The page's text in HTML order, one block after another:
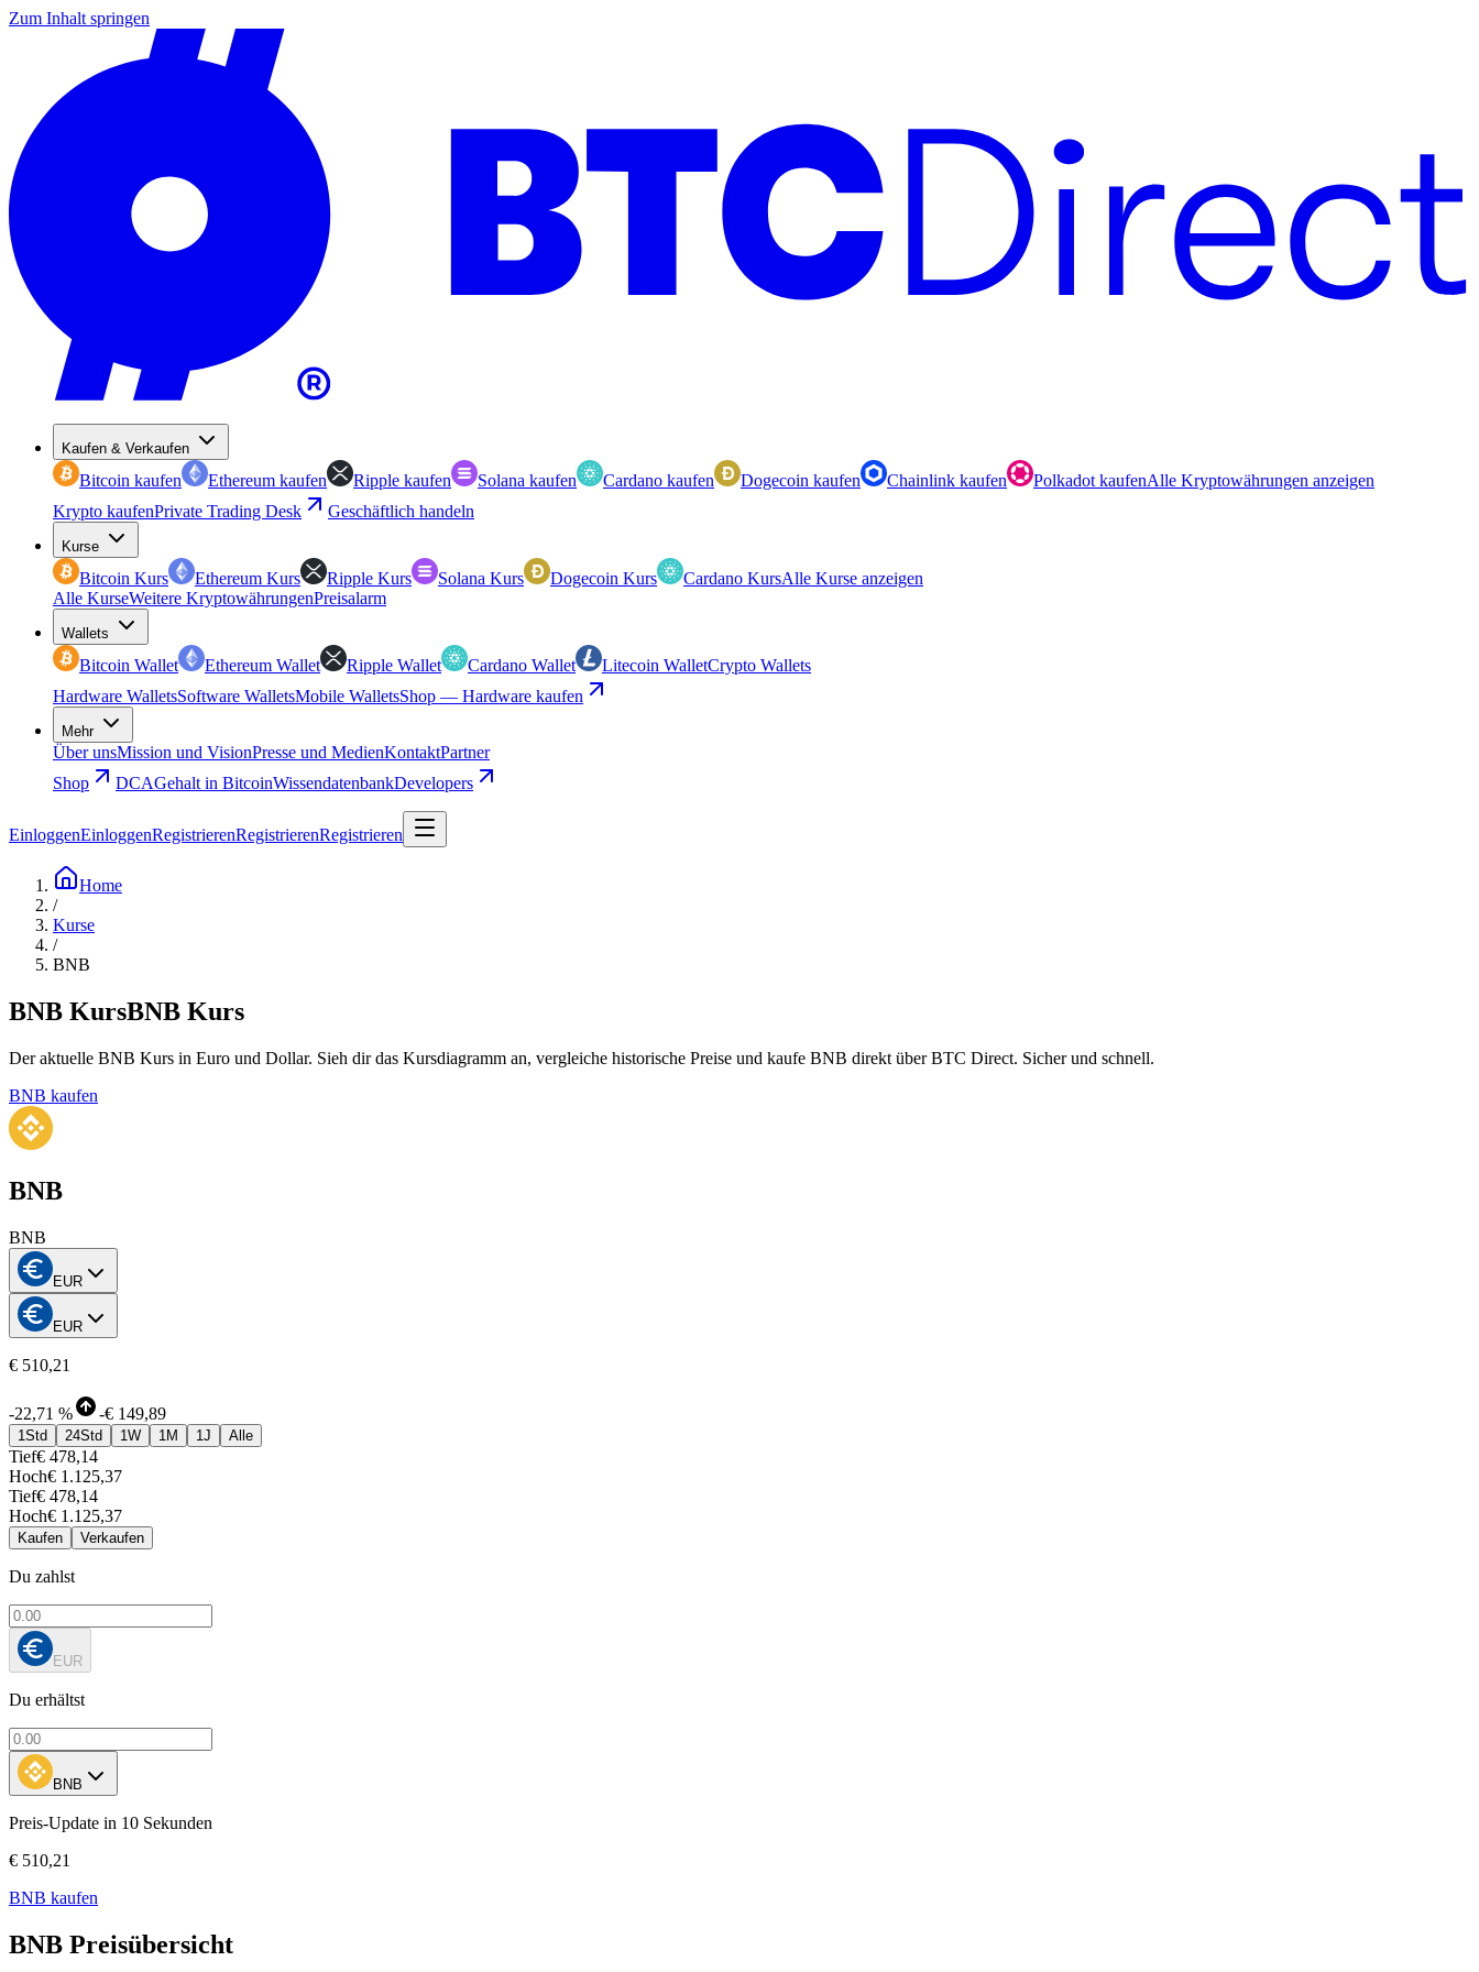
Zum Inhalt springen
Kaufen & Verkaufen
Bitcoin kaufen Ethereum kaufen Ripple kaufen Solana kaufen Cardano kaufen Dogecoin kaufen Chainlink kaufen Polkadot kaufenAlle Kryptowährungen anzeigen
Krypto kaufenPrivate Trading Desk Geschäftlich handeln
Kurse
Bitcoin Kurs Ethereum Kurs Ripple Kurs Solana Kurs Dogecoin Kurs Cardano KursAlle Kurse anzeigen
Alle KurseWeitere KryptowährungenPreisalarm
Wallets
Bitcoin Wallet Ethereum Wallet Ripple Wallet Cardano Wallet Litecoin WalletCrypto Wallets
Hardware WalletsSoftware WalletsMobile WalletsShop — Hardware kaufen
Mehr
Über unsMission und VisionPresse und MedienKontaktPartner
Shop
DCAGehalt in BitcoinWissendatenbankDevelopers
EinloggenEinloggenRegistrierenRegistrierenRegistrieren
Home
/
Kurse
/
BNB
BNB KursBNB Kurs
Der aktuelle BNB Kurs in Euro und Dollar. Sieh dir das Kursdiagramm an, vergleiche historische Preise und kaufe BNB direkt über BTC Direct. Sicher und schnell.
BNB kaufen
BNB
BNB
EUR
EUR
€ 510,21
-22,71 % -€ 149,89
1Std 24Std 1W 1M 1J Alle
Tief€ 478,14
Hoch€ 1.125,37
Tief€ 478,14
Hoch€ 1.125,37
Kaufen Verkaufen
Du zahlst
EUR
Du erhältst
BNB
Preis-Update in 10 Sekunden
€ 510,21
BNB kaufen
BNB Preisübersicht